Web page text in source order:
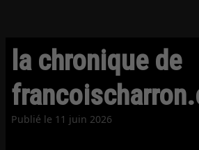
la chronique de
Publié le 11 juin 2026